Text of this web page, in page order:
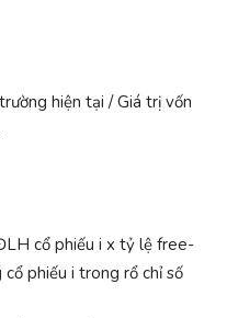
hiện tại / Giá trị vốn
cổ phiếu i x tỷ lệ free-
phiếu i trong rổ chỉ số